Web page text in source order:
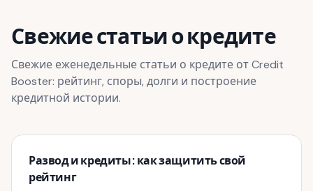
Свежие статьи о кредите
Свежие еженедельные статьи о кредите от Credit
Booster: рейтинг, споры, долги и построение
кредитной истории.
Развод и кредиты: как защитить свой
рейтинг